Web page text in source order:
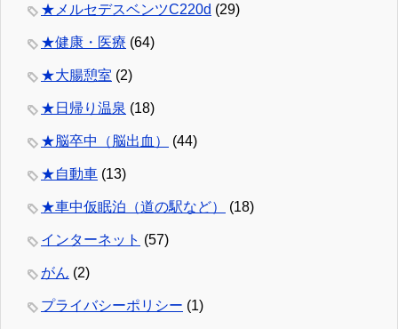
★メルセデスベンツC220d (29)
★健康・医療 (64)
★大腸憩室 (2)
★日帰り温泉 (18)
★脳卒中（脳出血） (44)
★自動車 (13)
★車中仮眠泊（道の駅など） (18)
インターネット (57)
がん (2)
プライバシーポリシー (1)